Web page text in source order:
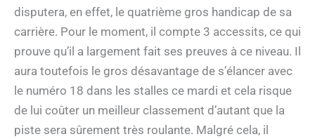
disputera, en effet, le quatrième gros handicap de sa
carrière. Pour le moment, il compte 3 accessits, ce qui
prouve qu’il a largement fait ses preuves à ce niveau. Il
aura toutefois le gros désavantage de s’élancer avec
le numéro 18 dans les stalles ce mardi et cela risque
de lui coûter un meilleur classement d’autant que la
piste sera sûrement très roulante. Malgré cela, il